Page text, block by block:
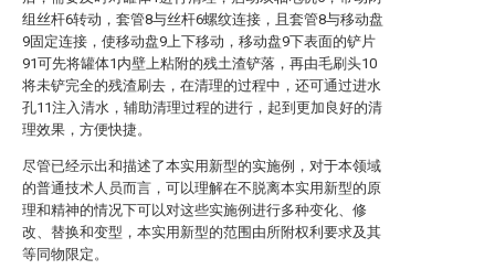
组丝杆6转动，套管8与丝杆6螺纹连接，且套管8与移动盘
9固定连接，使移动盘9上下移动，移动盘9下表面的铲片
91可先将罐体1内壁上粘附的残土渣铲落，再由毛刷头10
将未铲完全的残渣刷去，在清理的过程中，还可通过进水
孔11注入清水，辅助清理过程的进行，起到更加良好的清
理效果，方便快捷。
尽管已经示出和描述了本实用新型的实施例，对于本领域
的普通技术人员而言，可以理解在不脱离本实用新型的原
理和精神的情况下可以对这些实施例进行多种变化、修
改、替换和变型，本实用新型的范围由所附权利要求及其
等同物限定。